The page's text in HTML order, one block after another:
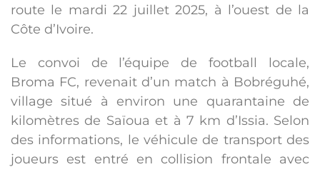
route le mardi 22 juillet 2025, à l’ouest de la
Côte d’Ivoire.
Le convoi de l’équipe de football locale,
Broma FC, revenait d’un match à Bobréguhé,
village situé à environ une quarantaine de
kilomètres de Saïoua et à 7 km d’Issia. Selon
des informations, le véhicule de transport des
joueurs est entré en collision frontale avec